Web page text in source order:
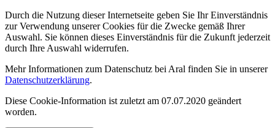
Durch die Nutzung dieser Internetseite geben Sie Ihr Einverständnis
zur Verwendung unserer Cookies für die Zwecke gemäß Ihrer
Auswahl. Sie können dieses Einverständnis für die Zukunft jederzeit
durch Ihre Auswahl widerrufen.
Mehr Informationen zum Datenschutz bei Aral finden Sie in unserer
Datenschutzerklärung.
Diese Cookie-Information ist zuletzt am 07.07.2020 geändert
worden.